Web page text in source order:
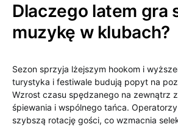
Dlaczego latem gra
muzykę w klubach?
Sezon sprzyja lżejszym hookom i
turystyka i festiwale budują popyt na
Wzrost czasu spędzanego na zewnątrz
śpiewania i wspólnego tańca.
szybszą rotację gości, co wzmacnia